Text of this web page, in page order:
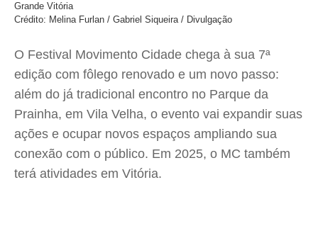
Grande Vitória
Crédito: Melina Furlan / Gabriel Siqueira / Divulgação
O Festival Movimento Cidade chega à sua 7ª
edição com fôlego renovado e um novo passo:
além do já tradicional encontro no Parque da
Prainha, em Vila Velha, o evento vai expandir suas
ações e ocupar novos espaços ampliando sua
conexão com o público. Em 2025, o MC também
terá atividades em Vitória.